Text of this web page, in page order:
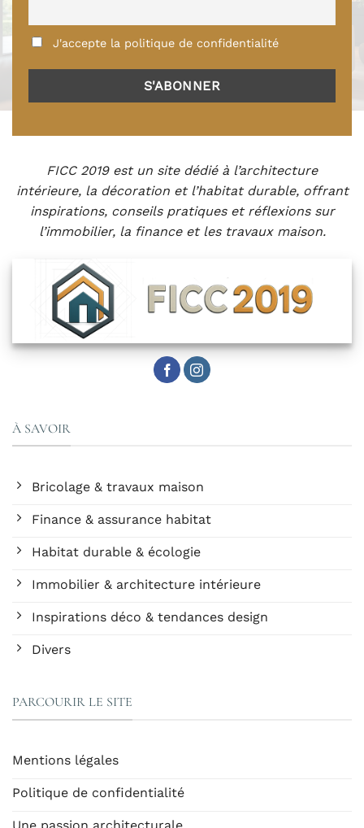
J'accepte la politique de confidentialité
FICC 2019 est un site dédié à l’architecture
intérieure, la décoration et l’habitat durable, offrant
inspirations, conseils pratiques et réflexions sur
l’immobilier, la finance et les travaux maison.
À SAVOIR
Bricolage & travaux maison
Finance & assurance habitat
Habitat durable & écologie
Immobilier & architecture intérieure
Inspirations déco & tendances design
Divers
PARCOURIR LE SITE
Mentions légales
Politique de confidentialité